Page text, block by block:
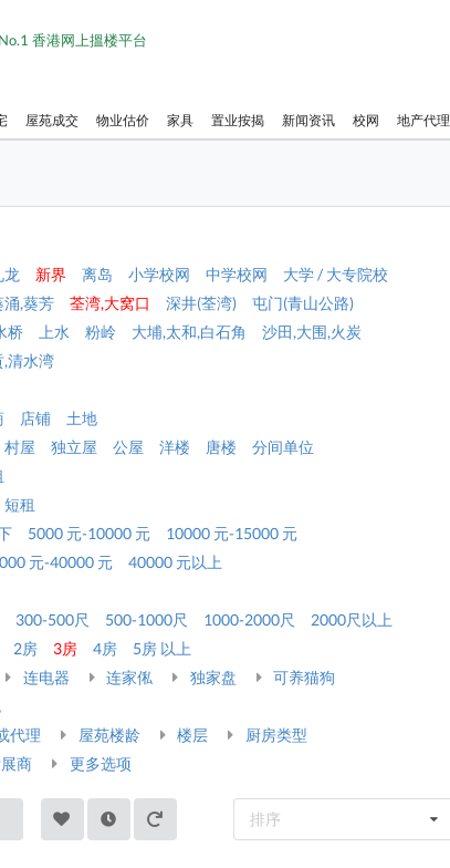
No.1 香港网上搵楼平台
屋苑成交 物业估价 家具 置业按揭 新闻资讯 校网 地产代理
龙 新界 离岛 小学校网 中学校网
大学 / 大专院校
涌,葵芳 荃湾,大窝口 深井(荃湾)
屯门(青山公路)
桥 上水 粉岭 大埔,太和,白石角
沙田,大围,火炭
,清水湾
店铺
土地
村屋 独立屋 公屋 洋楼 唐楼
分间单位
短租
5000 元-10000 元
10000 元-15000 元
元-40000 元
40000 元以上
300-500尺 500-1000尺 1000-2000尺
2000尺以上
2房 3房 4房
5房 以上
连电器 连家俬 独家盘
可养猫狗
代理 屋苑楼龄 楼层
厨房类型
商 更多选项
排序